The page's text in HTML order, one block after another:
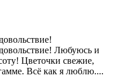
Любуюсь и
Цветочки свежие,
Всё как я люблю....